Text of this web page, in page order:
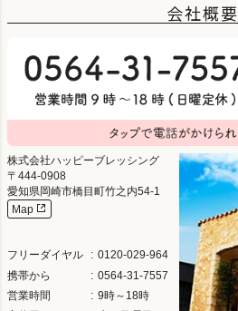
会社概要
株式会社ハッピーブレッシング
444-0908
愛知県岡崎市橋目町竹之内54-1
Map
フリーダイヤル
0120-029-964
携帯から
0564-31-7557
営業時間
9時～18時